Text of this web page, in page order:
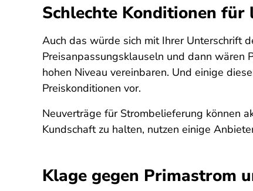
Schlechte Konditionen für
Auch das würde sich mit Ihrer Unterschrift
Preisanpassungsklauseln und dann wären
hohen Niveau vereinbaren. Und einige
Preiskonditionen vor.
Neuverträge für Strombelieferung können
Kundschaft zu halten, nutzen einige
Klage gegen Primastrom